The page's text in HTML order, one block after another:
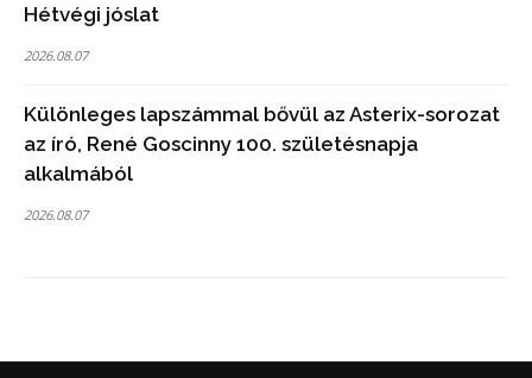
Hétvégi jóslat
2026.08.07
Különleges lapszámmal bővül az Asterix-sorozat
az író, René Goscinny 100. születésnapja
alkalmából
2026.08.07